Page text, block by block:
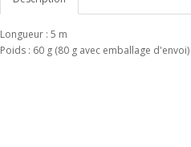
Longueur : 5 m
Poids : 60 g (80 g avec emballage d'envoi)